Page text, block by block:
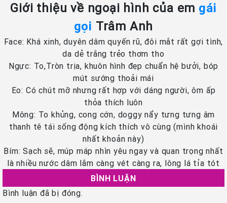
Giới thiệu về ngoại hình của em gái
gọi Trâm Anh
Face: Khá xinh, duyên dâm quyến rũ, đôi mắt rất gợi tình,
da dẻ trắng trẻo thơm tho
Ngực: To,Tròn trịa, khuôn hình đẹp chuẩn hệ bưởi, bóp
mút sướng thoải mái
Eo: Có chút mỡ nhưng rất hợp với dáng người, ôm ấp
thỏa thích luôn
Mông: To khủng, cong cớn, doggy nẩy tưng tưng âm
thanh tê tái sống động kích thích vô cùng (mình khoái
nhất khoản này)
Bím: Sạch sẽ, múp máp nhìn yêu ngay và quan trọng nhất
là nhiều nước dâm lắm càng vét càng ra, lông lá tỉa tót
BÌNH LUẬN
Bình luận đã bị đóng.